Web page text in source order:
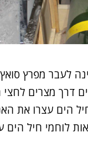
לעבר מפרץ
דרך מצרים
הים עצרו את
לוחמי חיל הים